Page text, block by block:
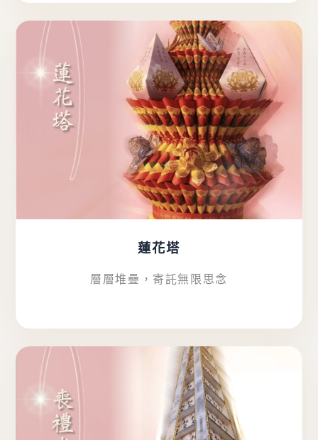
蓮花塔
層層堆疊，寄託無限思念